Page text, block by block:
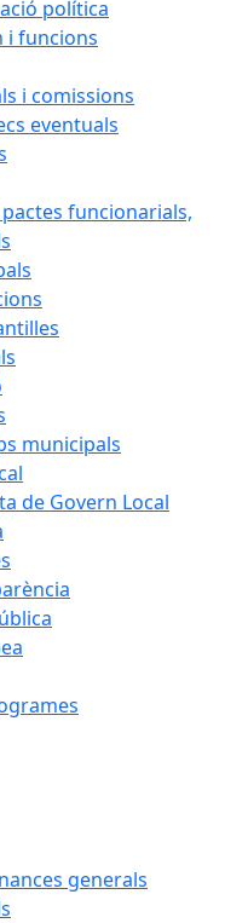
política
i funcions
i comissions
eventuals
funcionarials,
municipals
de Govern Local
generals